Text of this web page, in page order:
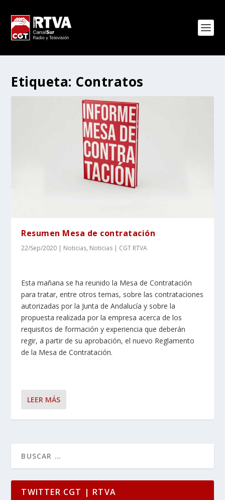
Etiqueta: Contratos
Resumen Mesa de contratación
22/Sep/2020 | Noticias, Noticias | CGT RTVA
Esta mañana se ha reunido la Mesa de Contratación
para tratar, entre otros temas, sobre las contrataciones
autorizadas por la Junta de Andalucía y sobre la
propuesta realizada por la empresa acerca de los
requisitos de formación y experiencia que deberán
regir, a partir de su aprobación, el nuevo Reglamento
de la Mesa de Contratación.
LEER MÁS
TWITTER CGT | RTVA